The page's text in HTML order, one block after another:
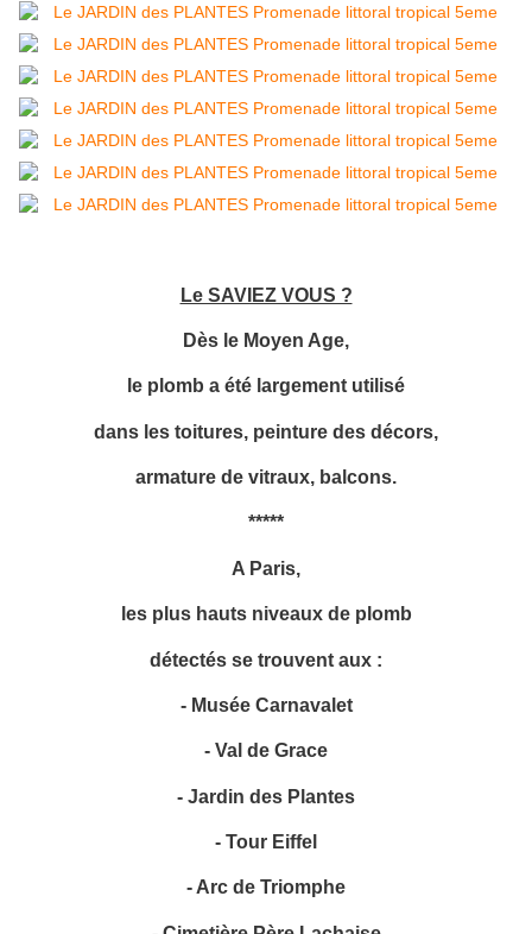
Le SAVIEZ VOUS ?
Dès le Moyen Age,
le plomb a été largement utilisé
dans les toitures, peinture des décors,
armature de vitraux, balcons.
*****
A Paris,
les plus hauts niveaux de plomb
détectés se trouvent aux :
- Musée Carnavalet
- Val de Grace
- Jardin des Plantes
- Tour Eiffel
- Arc de Triomphe